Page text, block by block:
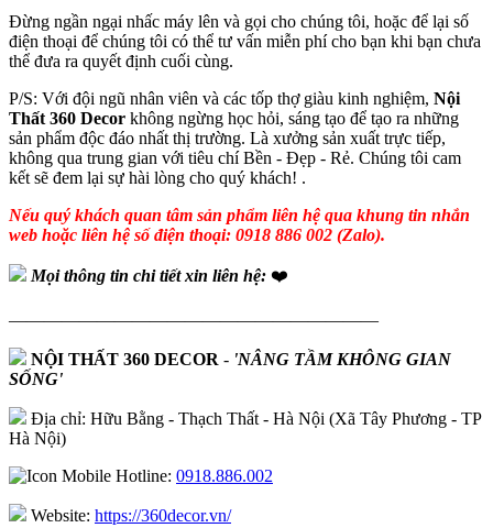
Đừng ngần ngại nhấc máy lên và gọi cho chúng tôi, hoặc để lại số
điện thoại để chúng tôi có thể tư vấn miễn phí cho bạn khi bạn chưa
thể đưa ra quyết định cuối cùng.
P/S: Với đội ngũ nhân viên và các tốp thợ giàu kinh nghiệm, Nội
Thất 360 Decor không ngừng học hỏi, sáng tạo để tạo ra những
sản phẩm độc đáo nhất thị trường. Là xưởng sản xuất trực tiếp,
không qua trung gian với tiêu chí Bền - Đẹp - Rẻ. Chúng tôi cam
kết sẽ đem lại sự hài lòng cho quý khách! .
Nếu quý khách quan tâm sản phẩm liên hệ qua khung tin nhắn
web hoặc liên hệ số điện thoại: 0918 886 002 (Zalo).
Mọi thông tin chi tiết xin liên hệ: ❤️
—————————————————————
NỘI THẤT 360 DECOR - 'NÂNG TẦM KHÔNG GIAN
SỐNG'
Địa chỉ: Hữu Bằng - Thạch Thất - Hà Nội (Xã Tây Phương - TP
Hà Nội)
Hotline: 0918.886.002
Website: https://360decor.vn/